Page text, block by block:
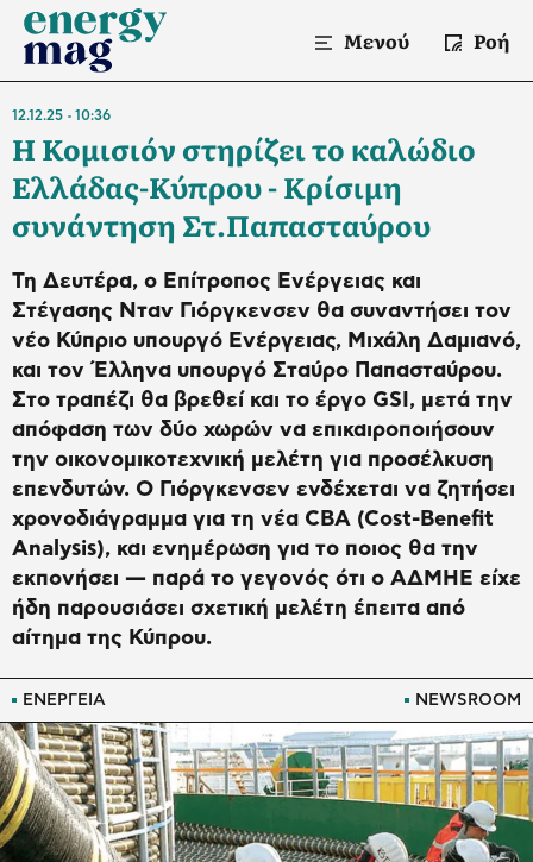
Μενού Ροή
ΕΝΕΡΓΕΙΑ NEWSROOM
12.12.25 10:36
Η Κομισιόν στηρίζει το καλώδιο
Ελλάδας-Κύπρου - Κρίσιμη
συνάντηση Στ.Παπασταύρου
Τη Δευτέρα, ο Επίτροπος Ενέργειας και
Στέγασης Νταν Γιόργκενσεν θα συναντήσει τον
νέο Κύπριο υπουργό Ενέργειας, Μιχάλη Δαμιανό,
και τον Έλληνα υπουργό Σταύρο Παπασταύρου.
Στο τραπέζι θα βρεθεί και το έργο GSI, μετά την
απόφαση των δύο χωρών να επικαιροποιήσουν
την οικονομικοτεχνική μελέτη για προσέλκυση
επενδυτών. Ο Γιόργκενσεν ενδέχεται να ζητήσει
χρονοδιάγραμμα για τη νέα CBA (Cost-Benefit
Analysis), και ενημέρωση για το ποιος θα την
εκπονήσει — παρά το γεγονός ότι ο ΑΔΜΗΕ είχε
ήδη παρουσιάσει σχετική μελέτη έπειτα από
αίτημα της Κύπρου.